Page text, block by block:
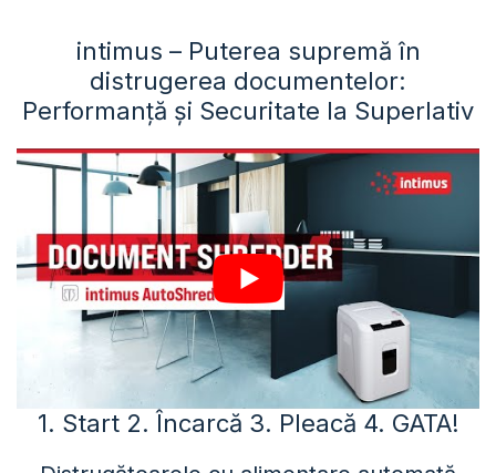
intimus – Puterea supremă în
distrugerea documentelor:
Performanță și Securitate la Superlativ
1. Start 2. Încarcă 3. Pleacă 4. GATA!